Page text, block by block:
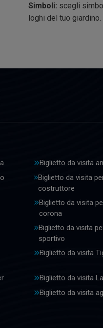
Simboli: scegli
loghi del tuo
Biglietto da visita
Biglietto da visita
costruttore
Biglietto da visita
corona
Biglietto da visita
sportivo
Biglietto da visita
Biglietto da visita
Biglietto da visita